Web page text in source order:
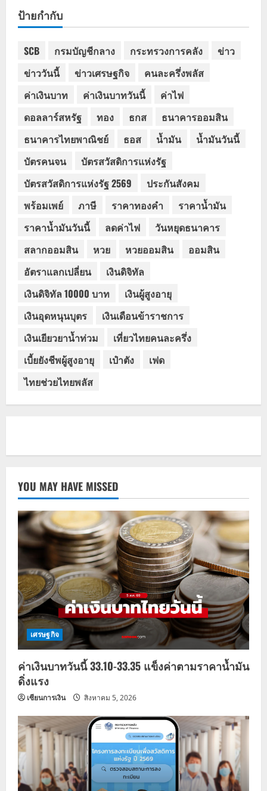
ป้ายกำกับ
SCB กรมบัญชีกลาง กระทรวงการคลัง
ข่าว
ข่าววันนี้
ข่าวเศรษฐกิจ
คนละครึ่งพลัส
ค่าเงินบาท
ค่าเงินบาทวันนี้
ค่าไฟ
ดอลลาร์สหรัฐ
ทอง ธกส
ธนาคารออมสิน
ธนาคารไทยพาณิชย์
ธอส น้ำมัน
น้ำมันวันนี้
บัตรคนจน
บัตรสวัสดิการแห่งรัฐ
บัตรสวัสดิการแห่งรัฐ 2569
ประกันสังคม
พร้อมเพย์
ภาษี ราคาทองคำ
ราคาน้ำมัน
ราคาน้ำมันวันนี้
ลดค่าไฟ
วันหยุดธนาคาร
สลากออมสิน
หวย หวยออมสิน
ออมสิน
อัตราแลกเปลี่ยน
เงินดิจิทัล
เงินดิจิทัล 10000 บาท
เงินผู้สูงอายุ
เงินอุดหนุนบุตร
เงินเดือนข้าราชการ
เงินเยียวยาน้ำท่วม
เที่ยวไทยคนละครึ่ง
เบี้ยยังชีพผู้สูงอายุ
เป๋าตัง
เฟด
ไทยช่วยไทยพลัส
YOU MAY HAVE MISSED
เศรษฐกิจ
ค่าเงินบาทวันนี้ 33.10-33.35 แข็งค่าตามราคาน้ำมัน
ดิ่งแรง
เซียนการเงิน สิงหาคม 5, 2026